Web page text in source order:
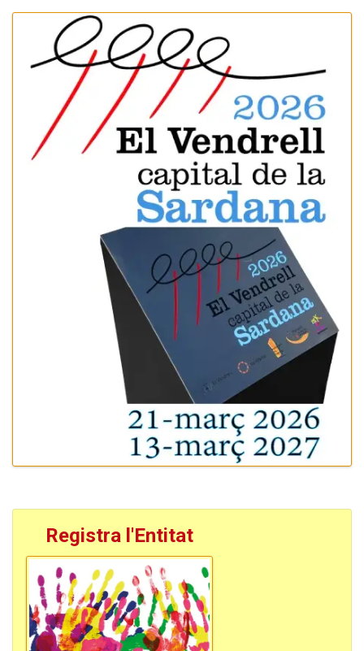
Registra l'Entitat